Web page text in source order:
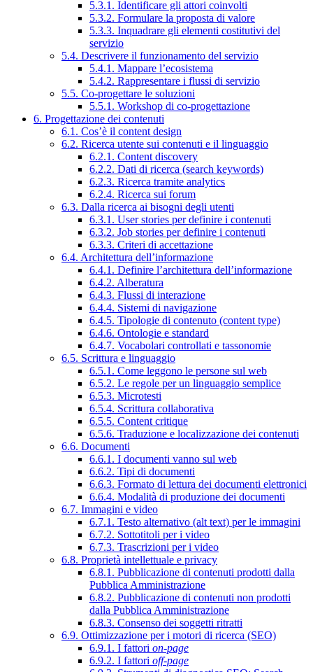
5.3.1. Identificare gli attori coinvolti
5.3.2. Formulare la proposta di valore
5.3.3. Inquadrare gli elementi costitutivi del
servizio
5.4. Descrivere il funzionamento del servizio
5.4.1. Mappare l’ecosistema
5.4.2. Rappresentare i flussi di servizio
5.5. Co-progettare le soluzioni
5.5.1. Workshop di co-progettazione
6. Progettazione dei contenuti
6.1. Cos’è il content design
6.2. Ricerca utente sui contenuti e il linguaggio
6.2.1. Content discovery
6.2.2. Dati di ricerca (search keywords)
6.2.3. Ricerca tramite analytics
6.2.4. Ricerca sui forum
6.3. Dalla ricerca ai bisogni degli utenti
6.3.1. User stories per definire i contenuti
6.3.2. Job stories per definire i contenuti
6.3.3. Criteri di accettazione
6.4. Architettura dell’informazione
6.4.1. Definire l’architettura dell’informazione
6.4.2. Alberatura
6.4.3. Flussi di interazione
6.4.4. Sistemi di navigazione
6.4.5. Tipologie di contenuto (content type)
6.4.6. Ontologie e standard
6.4.7. Vocabolari controllati e tassonomie
6.5. Scrittura e linguaggio
6.5.1. Come leggono le persone sul web
6.5.2. Le regole per un linguaggio semplice
6.5.3. Microtesti
6.5.4. Scrittura collaborativa
6.5.5. Content critique
6.5.6. Traduzione e localizzazione dei contenuti
6.6. Documenti
6.6.1. I documenti vanno sul web
6.6.2. Tipi di documenti
6.6.3. Formato di lettura dei documenti elettronici
6.6.4. Modalità di produzione dei documenti
6.7. Immagini e video
6.7.1. Testo alternativo (alt text) per le immagini
6.7.2. Sottotitoli per i video
6.7.3. Trascrizioni per i video
6.8. Proprietà intellettuale e privacy
6.8.1. Pubblicazione di contenuti prodotti dalla
Pubblica Amministrazione
6.8.2. Pubblicazione di contenuti non prodotti
dalla Pubblica Amministrazione
6.8.3. Consenso dei soggetti ritratti
6.9. Ottimizzazione per i motori di ricerca (SEO)
6.9.1. I fattori on-page
6.9.2. I fattori off-page